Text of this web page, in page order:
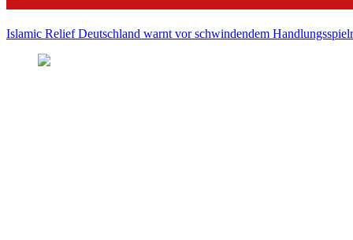
Islamic Relief Deutschland warnt vor schwindendem